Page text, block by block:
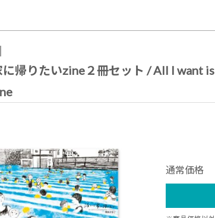
帰りたいzine２冊セット / All I want
通常価格